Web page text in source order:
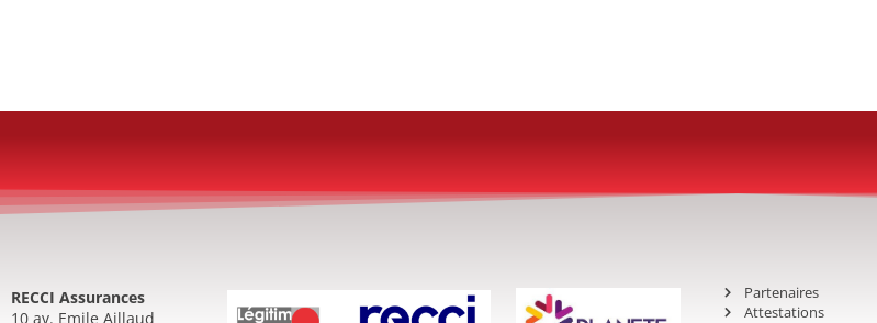
RECCI Assurances
10 av. Emile Aillaud
Partenaires
Attestations